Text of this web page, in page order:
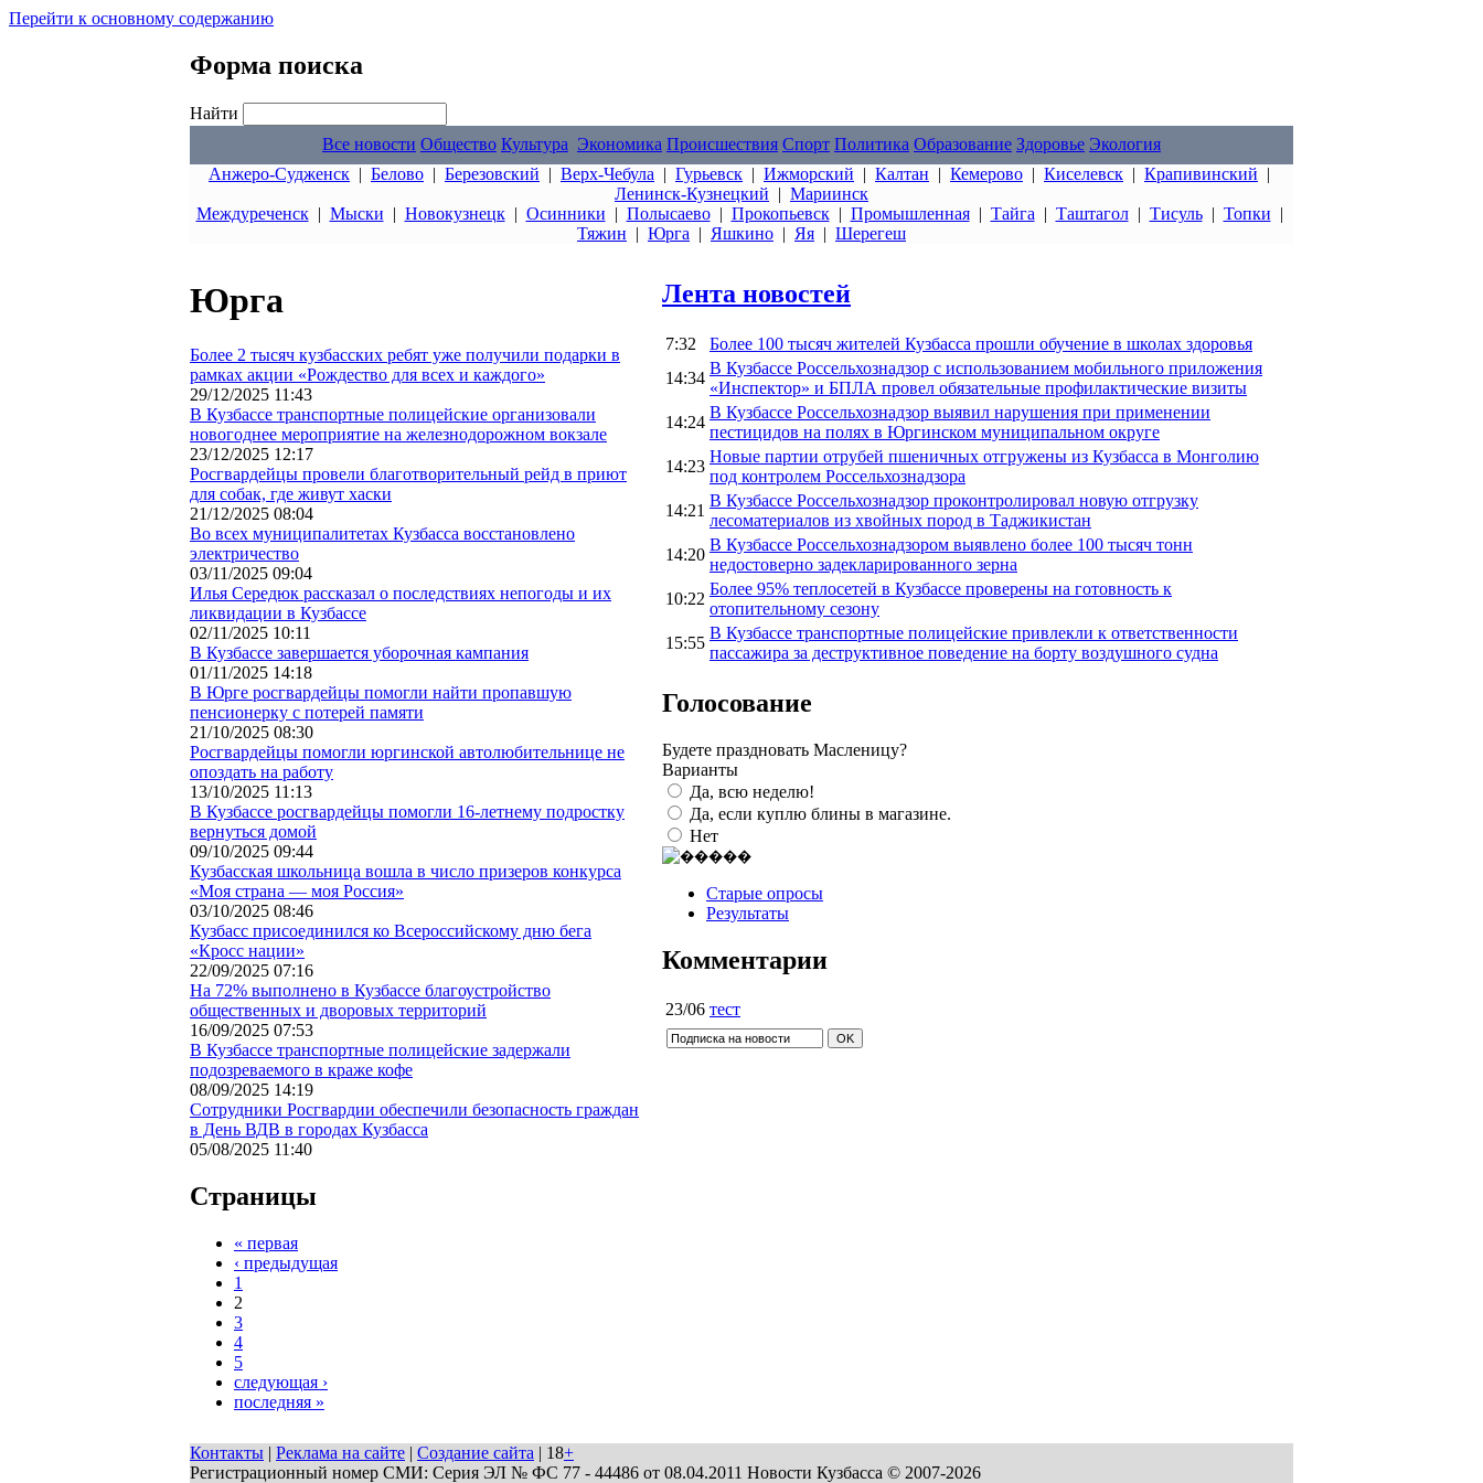
Перейти к основному содержанию
Форма поиска
Найти
Все новости Общество Культура Экономика Происшествия Спорт Политика Образование Здоровье Экология
Анжеро-Судженск | Белово | Березовский | Верх-Чебула | Гурьевск | Ижморский | Калтан | Кемерово | Киселевск | Крапивинский |
Ленинск-Кузнецкий | Мариинск
Междуреченск| Мыски | Новокузнецк| Осинники | Полысаево| Прокопьевск| Промышленная| Тайга | Таштагол| Тисуль| Топки |
Тяжин | Юрга | Яшкино | Яя | Шерегеш
Юрга
Более 2 тысяч кузбасских ребят уже получили подарки в
рамках акции «Рождество для всех и каждого»
29/12/2025 11:43
В Кузбассе транспортные полицейские организовали
новогоднее мероприятие на железнодорожном вокзале
23/12/2025 12:17
Росгвардейцы провели благотворительный рейд в приют
для собак, где живут хаски
21/12/2025 08:04
Во всех муниципалитетах Кузбасса восстановлено
электричество
03/11/2025 09:04
Илья Середюк рассказал о последствиях непогоды и их
ликвидации в Кузбассе
02/11/2025 10:11
В Кузбассе завершается уборочная кампания
01/11/2025 14:18
В Юрге росгвардейцы помогли найти пропавшую
пенсионерку с потерей памяти
21/10/2025 08:30
Росгвардейцы помогли юргинской автолюбительнице не
опоздать на работу
13/10/2025 11:13
В Кузбассе росгвардейцы помогли 16-летнему подростку
вернуться домой
09/10/2025 09:44
Кузбасская школьница вошла в число призеров конкурса
«Моя страна — моя Россия»
03/10/2025 08:46
Кузбасс присоединился ко Всероссийскому дню бега
«Кросс нации»
22/09/2025 07:16
На 72% выполнено в Кузбассе благоустройство
общественных и дворовых территорий
16/09/2025 07:53
В Кузбассе транспортные полицейские задержали
подозреваемого в краже кофе
08/09/2025 14:19
Сотрудники Росгвардии обеспечили безопасность граждан
в День ВДВ в городах Кузбасса
05/08/2025 11:40
Страницы
« первая
‹ предыдущая
1
2
3
4
5
следующая ›
последняя »
Лента новостей
7:32
Более 100 тысяч жителей Кузбасса прошли обучение в школах здоровья
14:34
В Кузбассе Россельхознадзор с использованием мобильного приложения
«Инспектор» и БПЛА провел обязательные профилактические визиты
14:24
В Кузбассе Россельхознадзор выявил нарушения при применении
пестицидов на полях в Юргинском муниципальном округе
14:23
Новые партии отрубей пшеничных отгружены из Кузбасса в Монголию
под контролем Россельхознадзора
14:21
В Кузбассе Россельхознадзор проконтролировал новую отгрузку
лесоматериалов из хвойных пород в Таджикистан
14:20
В Кузбассе Россельхознадзором выявлено более 100 тысяч тонн
недостоверно задекларированного зерна
10:22
Более 95% теплосетей в Кузбассе проверены на готовность к
отопительному сезону
15:55
В Кузбассе транспортные полицейские привлекли к ответственности
пассажира за деструктивное поведение на борту воздушного судна
Голосование
Будете праздновать Масленицу?
Варианты
Да, всю неделю!
Да, если куплю блины в магазине.
Нет
Старые опросы
Результаты
Комментарии
23/06 тест
Контакты | Реклама на сайте | Создание сайта | 18+
Регистрационный номер СМИ: Серия ЭЛ № ФС 77 - 44486 от 08.04.2011 Новости Кузбасса © 2007-2026